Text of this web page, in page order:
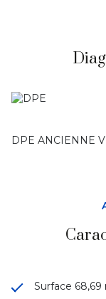
DPE ANCIENNE
Surface 68,69